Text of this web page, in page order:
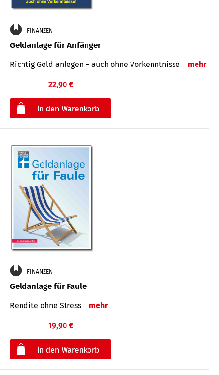
FINANZEN
Geldanlage für Anfänger
Richtig Geld anlegen – auch ohne Vorkenntnisse mehr
22,90 €
FINANZEN
Geldanlage für Faule
Rendite ohne Stress mehr
19,90 €